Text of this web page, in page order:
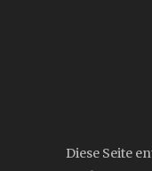
Diese Seite